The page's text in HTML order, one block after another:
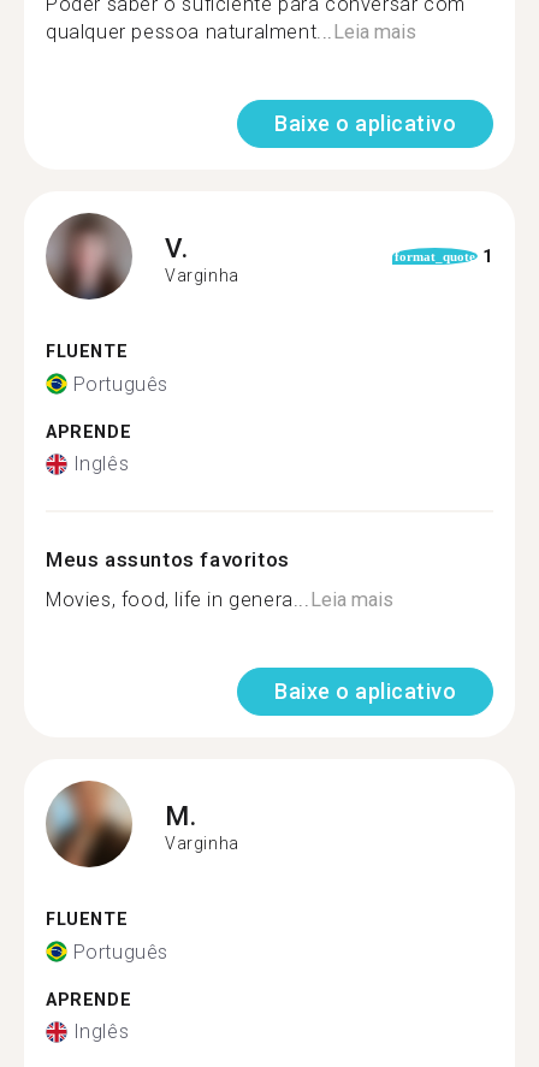
qualquer pessoa naturalment...Leia mais
Baixe o aplicativo
V.
Varginha
format_quote 1
FLUENTE
Português
APRENDE
Inglês
Meus assuntos favoritos
Movies, food, life in genera...Leia mais
Baixe o aplicativo
M.
Varginha
FLUENTE
Português
APRENDE
Inglês